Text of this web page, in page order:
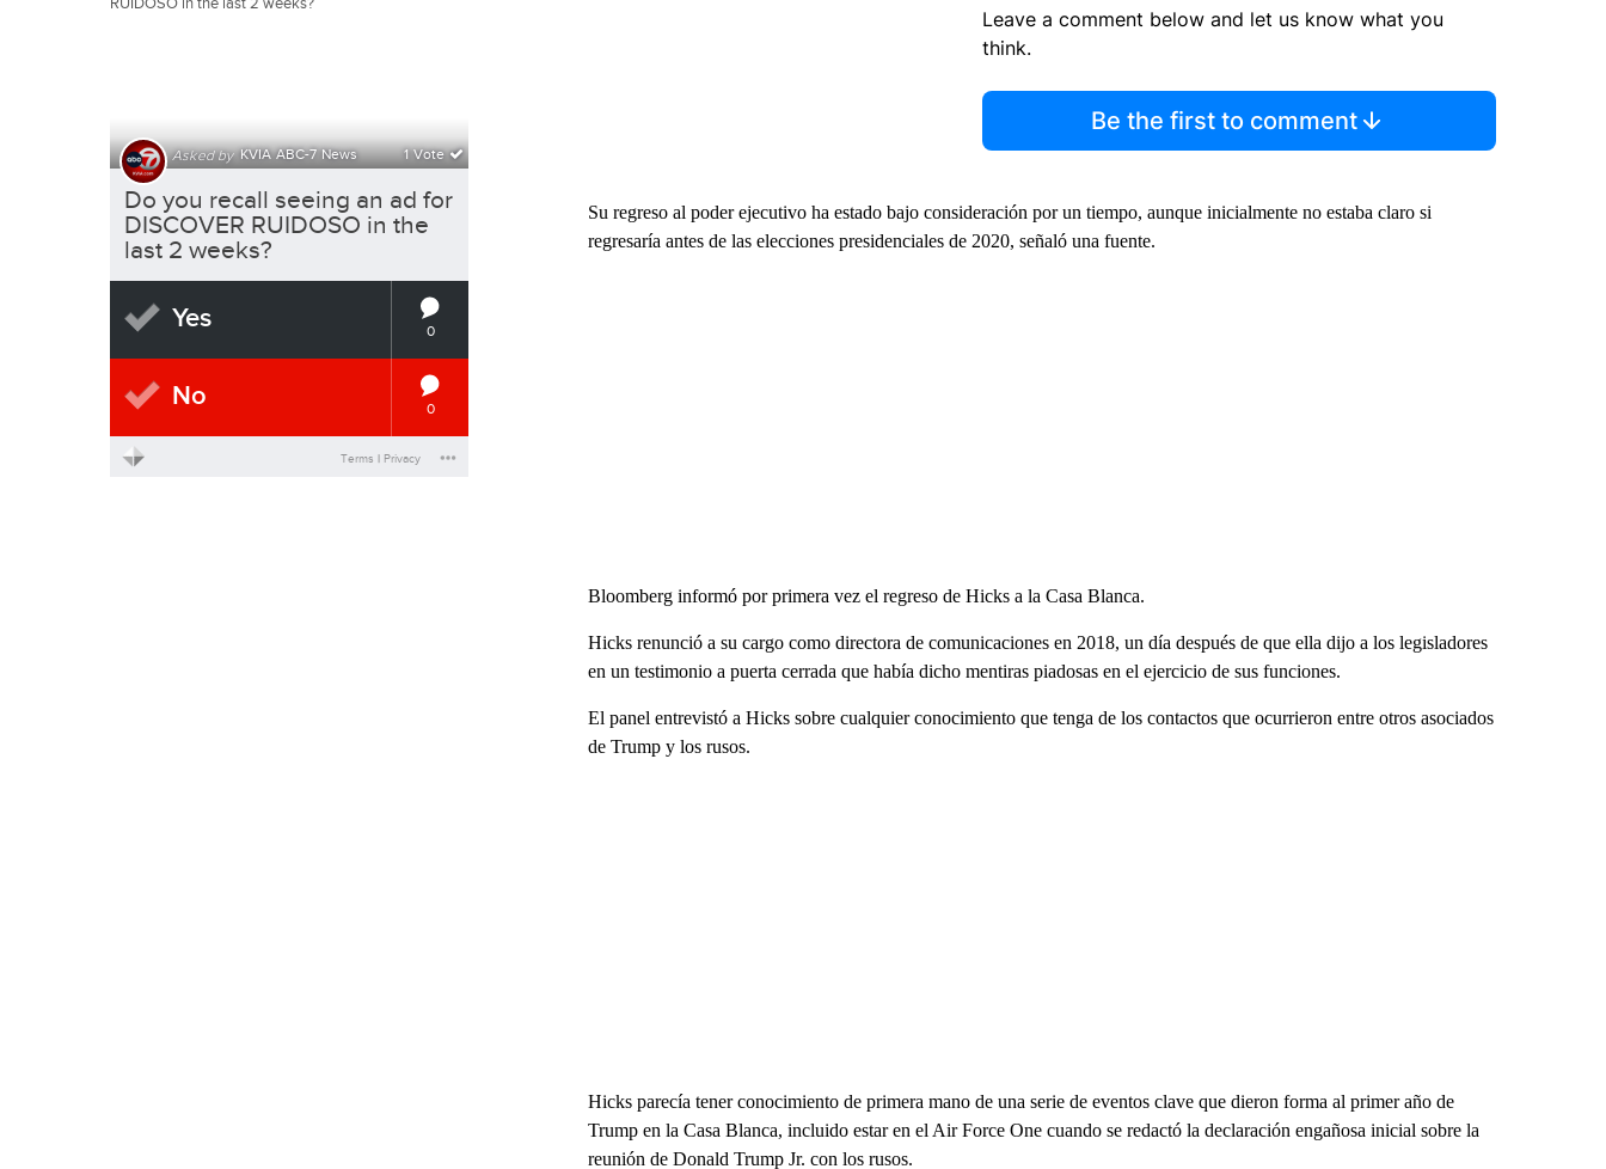
Leave a comment below and let us know what you
think.
Be the first to comment
Su regreso al poder ejecutivo ha estado bajo consideración por un tiempo, aunque inicialmente no estaba claro si
regresaría antes de las elecciones presidenciales de 2020, señaló una fuente.
Bloomberg informó por primera vez el regreso de Hicks a la Casa Blanca.
Hicks renunció a su cargo como directora de comunicaciones en 2018, un día después de que ella dijo a los legisladores
en un testimonio a puerta cerrada que había dicho mentiras piadosas en el ejercicio de sus funciones.
El panel entrevistó a Hicks sobre cualquier conocimiento que tenga de los contactos que ocurrieron entre otros asociados
de Trump y los rusos.
Hicks parecía tener conocimiento de primera mano de una serie de eventos clave que dieron forma al primer año de
Trump en la Casa Blanca, incluido estar en el Air Force One cuando se redactó la declaración engañosa inicial sobre la
reunión de Donald Trump Jr. con los rusos.